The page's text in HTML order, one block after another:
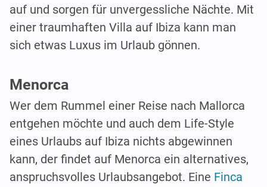
auf und sorgen für unvergessliche Nächte. Mit
einer traumhaften Villa auf Ibiza kann man
sich etwas Luxus im Urlaub gönnen.
Menorca
Wer dem Rummel einer Reise nach Mallorca
entgehen möchte und auch dem Life-Style
eines Urlaubs auf Ibiza nichts abgewinnen
kann, der findet auf Menorca ein alternatives,
anspruchsvolles Urlaubsangebot. Eine Finca